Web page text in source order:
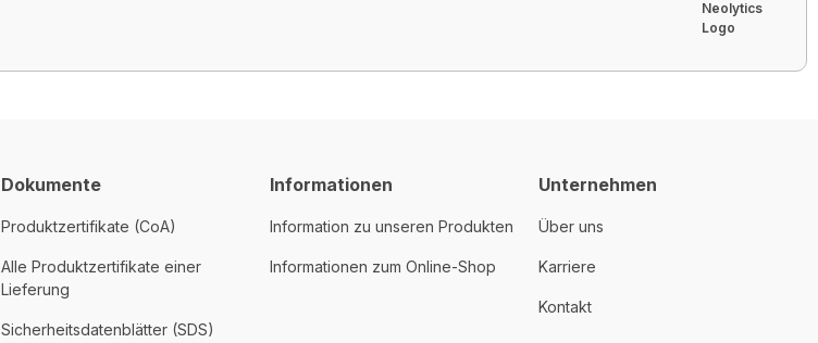
Dokumente
Produktzertifikate (CoA)
Alle Produktzertifikate einer
Lieferung
Sicherheitsdatenblätter (SDS)
Informationen
Information zu unseren Produkten
Informationen zum Online-Shop
Unternehmen
Über uns
Karriere
Kontakt